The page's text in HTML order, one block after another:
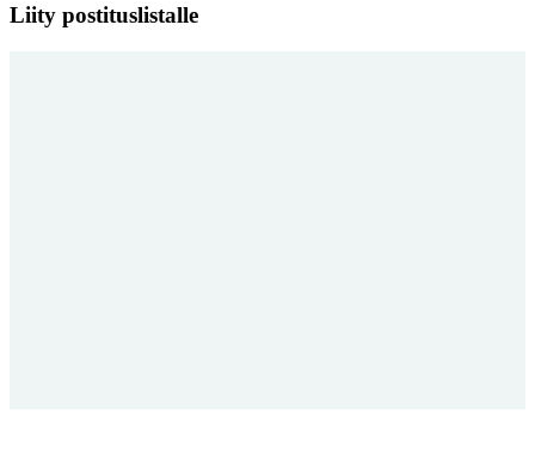
Liity postituslistalle